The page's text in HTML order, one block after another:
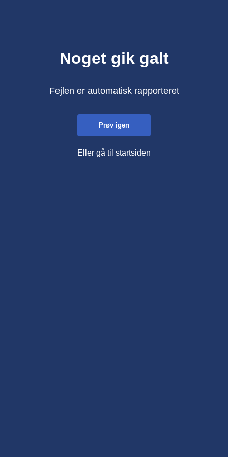
Noget gik galt
Fejlen er automatisk rapporteret
Prøv igen
Eller gå til startsiden